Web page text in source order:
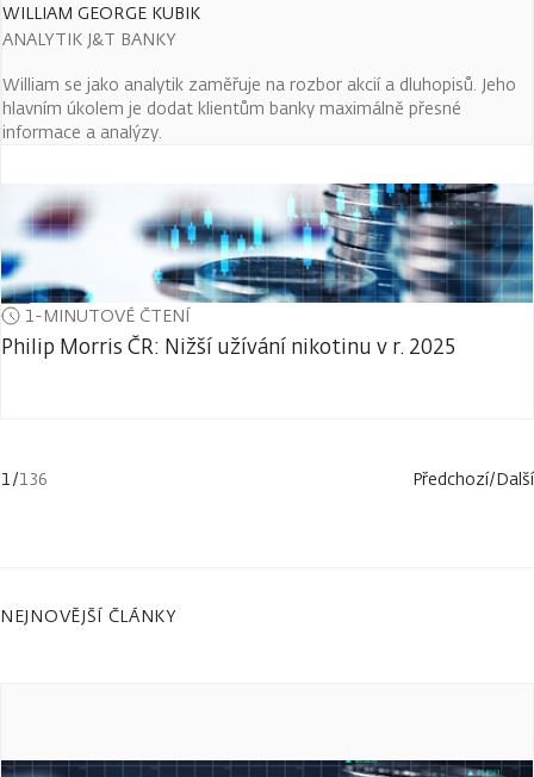
WILLIAM GEORGE KUBIK
ANALYTIK J&T BANKY
William se jako analytik zaměřuje na rozbor akcií a dluhopisů. Jeho
hlavním úkolem je dodat klientům banky maximálně přesné
informace a analýzy.
1-MINUTOVÉ ČTENÍ
Philip Morris ČR: Nižší užívání nikotinu v r. 2025
1/136 Předchozí/Další
NEJNOVĚJŠÍ ČLÁNKY